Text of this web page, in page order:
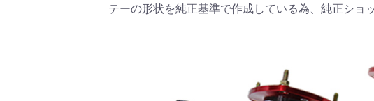
テーの形状を純正基準で作成している為、純正ショ